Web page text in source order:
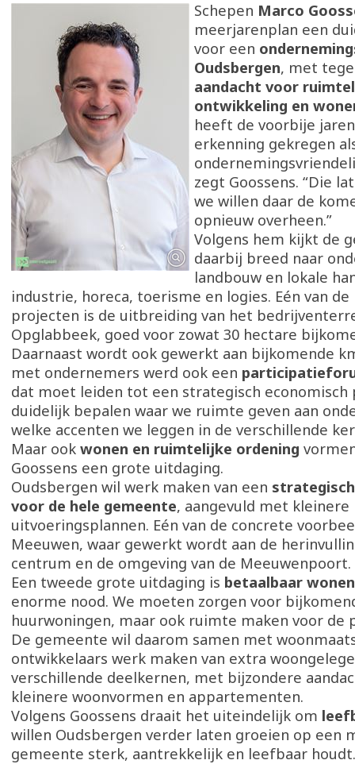
Schepen Marco
meerjarenplan een
voor een
Oudsbergen, met
aandacht voor
ontwikkeling en
heeft de voorbije
erkenning gekregen
zegt Goossens. “Die
we willen daar de
opnieuw overheen.”
Volgens hem kijkt de
daarbij breed naar
landbouw en lokale
industrie, horeca, toerisme en logies. Eén van
projecten is de uitbreiding van het
Opglabbeek, goed voor zowat 30 hectare
Daarnaast wordt ook gewerkt aan bijkomende
met ondernemers werd ook een
dat moet leiden tot een strategisch economisch
duidelijk bepalen waar we ruimte geven aan
welke accenten we leggen in de verschillende
Maar ook wonen en ruimtelijke ordening
Goossens een grote uitdaging.
Oudsbergen wil werk maken van een
voor de hele gemeente, aangevuld met kleinere
uitvoeringsplannen. Eén van de concrete
Meeuwen, waar gewerkt wordt aan de
centrum en de omgeving van de Meeuwenpoort.
Een tweede grote uitdaging is betaalbaar wonen
enorme nood. We moeten zorgen voor
huurwoningen, maar ook ruimte maken voor de
De gemeente wil daarom samen met
ontwikkelaars werk maken van extra
verschillende deelkernen, met bijzondere
kleinere woonvormen en appartementen.
Volgens Goossens draait het uiteindelijk om
willen Oudsbergen verder laten groeien op een
gemeente sterk, aantrekkelijk en leefbaar